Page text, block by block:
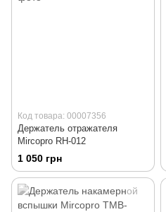
Код товара: 00007356
Держатель отражателя
Mircopro RH-012
1 050 грн